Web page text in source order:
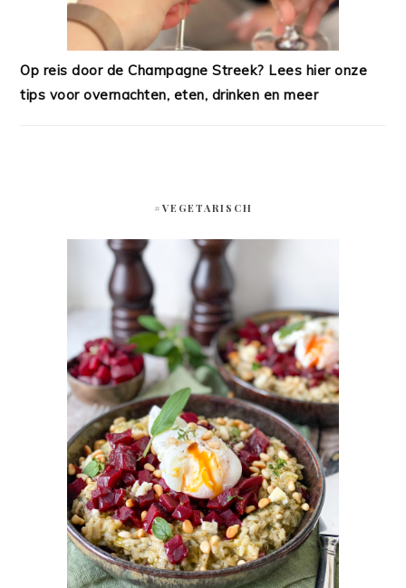
Op reis door de Champagne Streek? Lees hier onze
tips voor overnachten, eten, drinken en meer
#VEGETARISCH